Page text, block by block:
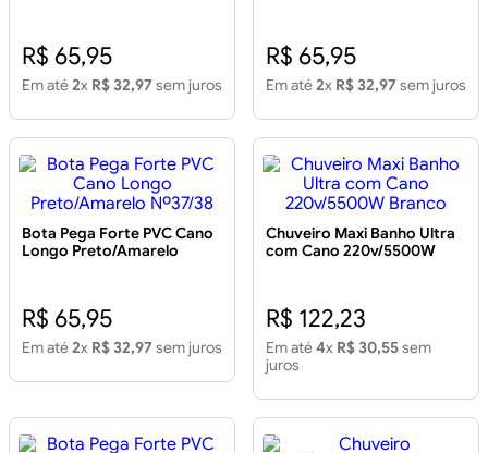
R$ 65,95
Em até2x R$ 32,97 sem juros
R$ 65,95
Em até2x R$ 32,97 sem juros
Bota Pega Forte PVC Cano
Longo Preto/Amarelo
R$ 65,95
Em até2x R$ 32,97 sem juros
Chuveiro Maxi Banho Ultra
com Cano 220v/5500W
R$ 122,23
Em até4x R$ 30,55sem
juros